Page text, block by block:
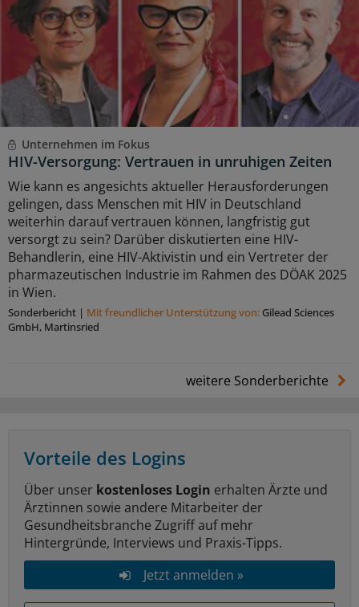
Unternehmen im Fokus
HIV-Versorgung: Vertrauen in unruhigen Zeiten
Wie kann es angesichts aktueller Herausforderungen
gelingen, dass Menschen mit HIV in Deutschland
weiterhin darauf vertrauen können, langfristig gut
versorgt zu sein? Darüber diskutierten eine HIV-
Behandlerin, eine HIV-Aktivistin und ein Vertreter der
pharmazeutischen Industrie im Rahmen des DÖAK 2025
in Wien.
Sonderbericht | Mit freundlicher Unterstützung von: Gilead Sciences
GmbH, Martinsried
weitere Sonderberichte
Vorteile des Logins
Über unser kostenloses Login erhalten Ärzte und
Ärztinnen sowie andere Mitarbeiter der
Gesundheitsbranche Zugriff auf mehr
Hintergründe, Interviews und Praxis-Tipps.
Jetzt anmelden »